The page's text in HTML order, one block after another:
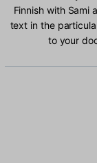
Finnish with Sami
text in the
to your